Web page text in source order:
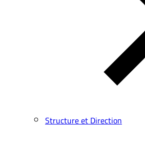
Structure et Direction